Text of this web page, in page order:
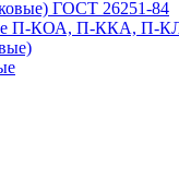
ГОСТ 26251-84
П-КОА, П-ККА, П-